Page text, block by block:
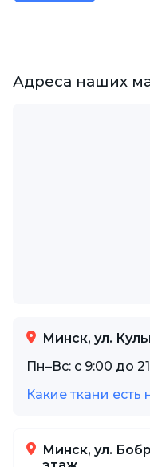
Адреса наших
Минск, ул.
Пн–Вс: с 9:00 до
Какие ткани есть
Минск, ул.